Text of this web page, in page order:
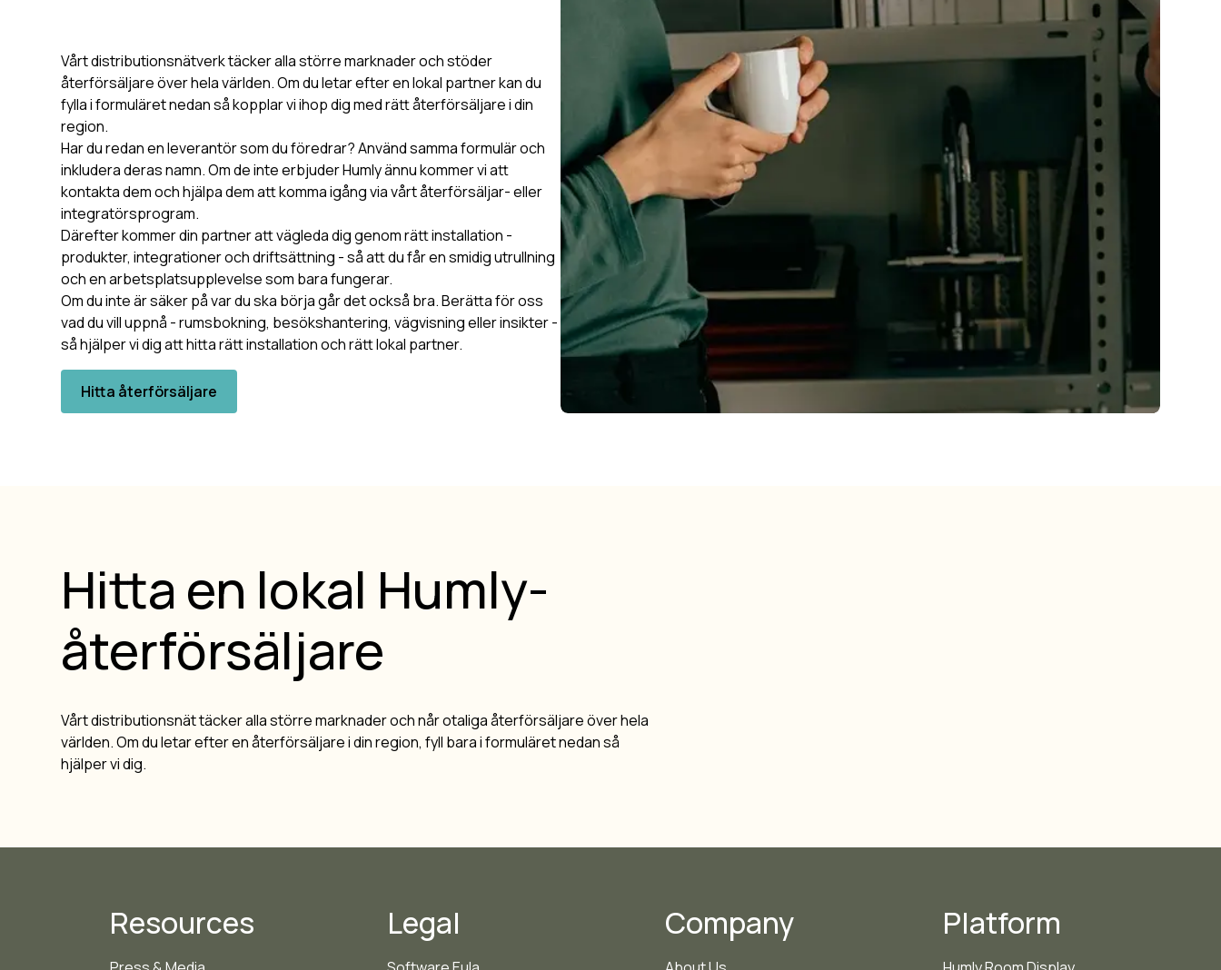
Vårt distributionsnätverk täcker alla större marknader och stöder
återförsäljare över hela världen. Om du letar efter en lokal partner kan du
fylla i formuläret nedan så kopplar vi ihop dig med rätt återförsäljare i din
region.
Har du redan en leverantör som du föredrar? Använd samma formulär och
inkludera deras namn. Om de inte erbjuder Humly ännu kommer vi att
kontakta dem och hjälpa dem att komma igång via vårt återförsäljar- eller
integratörsprogram.
Därefter kommer din partner att vägleda dig genom rätt installation -
produkter, integrationer och driftsättning - så att du får en smidig utrullning
och en arbetsplatsupplevelse som bara fungerar.
Om du inte är säker på var du ska börja går det också bra. Berätta för oss
vad du vill uppnå - rumsbokning, besökshantering, vägvisning eller insikter -
så hjälper vi dig att hitta rätt installation och rätt lokal partner.
Hitta återförsäljare
Hitta en lokal Humly-
återförsäljare
Vårt distributionsnät täcker alla större marknader och når otaliga återförsäljare över hela
världen. Om du letar efter en återförsäljare i din region, fyll bara i formuläret nedan så
hjälper vi dig.
Resources Legal Company Platform